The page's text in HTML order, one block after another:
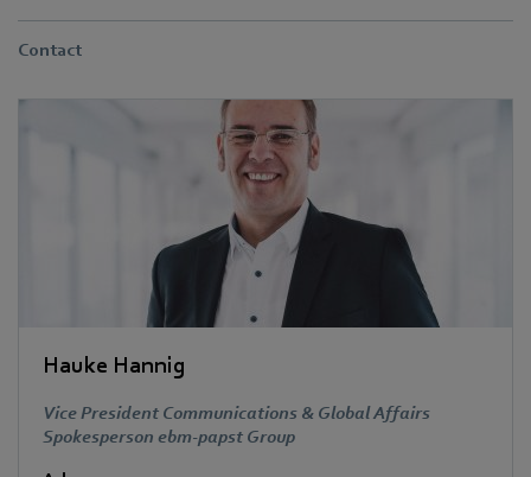
Contact
Hauke Hannig
Vice President Communications & Global Affairs
Spokesperson ebm-papst Group